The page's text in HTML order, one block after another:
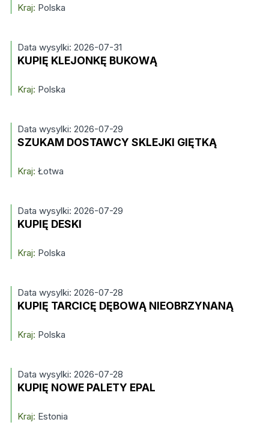
Kraj: Polska
Data wysylki: 2026-07-31
KUPIĘ KLEJONKĘ BUKOWĄ
Kraj: Polska
Data wysylki: 2026-07-29
SZUKAM DOSTAWCY SKLEJKI GIĘTKĄ
Kraj: Łotwa
Data wysylki: 2026-07-29
KUPIĘ DESKI
Kraj: Polska
Data wysylki: 2026-07-28
KUPIĘ TARCICĘ DĘBOWĄ NIEOBRZYNANĄ
Kraj: Polska
Data wysylki: 2026-07-28
KUPIĘ NOWE PALETY EPAL
Kraj: Estonia